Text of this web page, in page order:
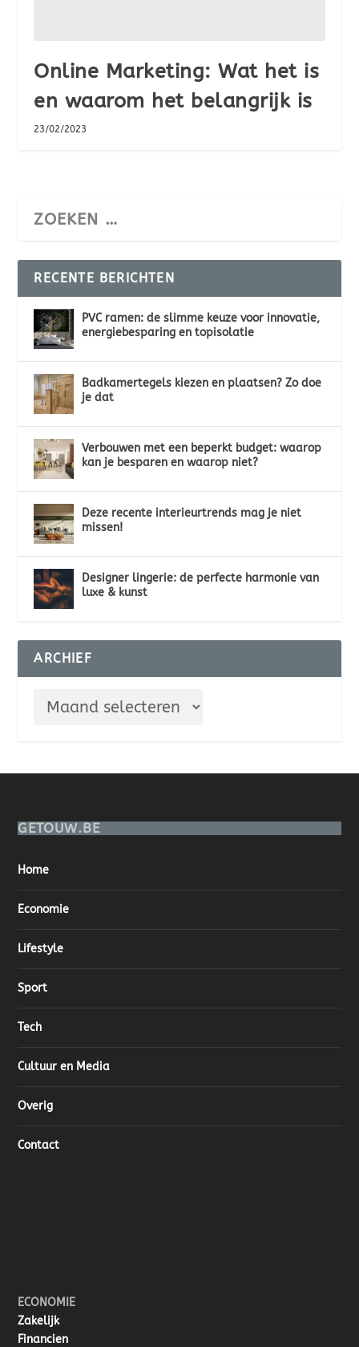
Online Marketing: Wat het is
en waarom het belangrijk is
23/02/2023
RECENTE BERICHTEN
PVC ramen: de slimme keuze voor innovatie,
energiebesparing en topisolatie
Badkamertegels kiezen en plaatsen? Zo doe
je dat
Verbouwen met een beperkt budget: waarop
kan je besparen en waarop niet?
Deze recente interieurtrends mag je niet
missen!
Designer lingerie: de perfecte harmonie van
luxe & kunst
ARCHIEF
GETOUW.BE
Home
Economie
Lifestyle
Sport
Tech
Cultuur en Media
Overig
Contact
ECONOMIE
Zakelijk
Financien